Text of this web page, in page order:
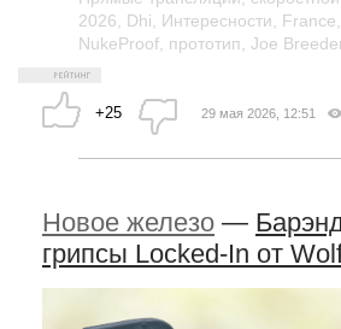
2026
Dhi Интересности France
NukeProof прототип Joe
+25 29 мая 2026, 12:51
Новое железо —
грипсы Locked-In от